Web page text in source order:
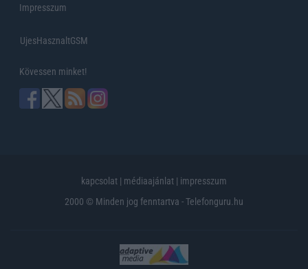
Impresszum
UjesHasznaltGSM
Kövessen minket!
kapcsolat | médiaajánlat | impresszum
2000 © Minden jog fenntartva - Telefonguru.hu